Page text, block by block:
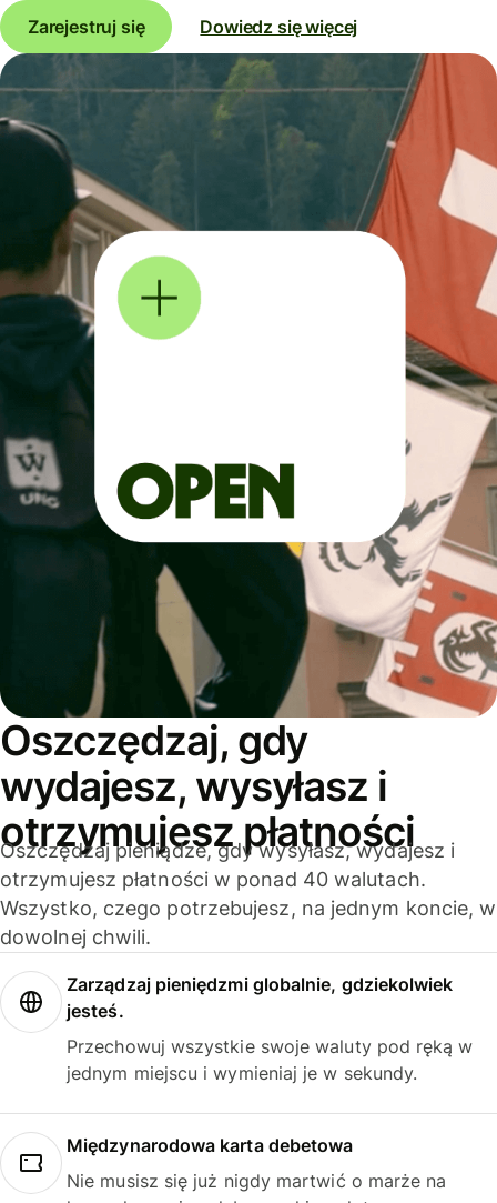
Zarejestruj się
Dowiedz się więcej
Oszczędzaj, gdy
wydajesz, wysyłasz i
otrzymujesz płatności
Oszczędzaj pieniądze, gdy wysyłasz, wydajesz i
otrzymujesz płatności w ponad 40 walutach.
Wszystko, czego potrzebujesz, na jednym koncie, w
dowolnej chwili.
Zarządzaj pieniędzmi globalnie, gdziekolwiek
jesteś.
Przechowuj wszystkie swoje waluty pod ręką w
jednym miejscu i wymieniaj je w sekundy.
Międzynarodowa karta debetowa
Nie musisz się już nigdy martwić o marże na